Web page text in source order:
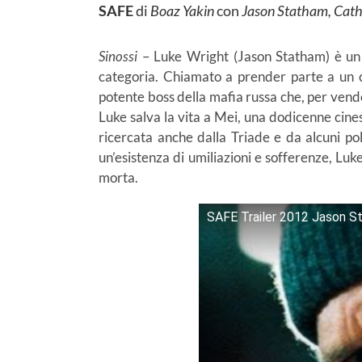
SAFEdi Boaz YakinconJason Statham,
Sinossi – Luke Wright (Jason Statham) è
categoria. Chiamato a prender parte a
potente boss della mafia russa che, per
Luke salva la vita a Mei, una dodicenne
ricercata anche dalla Triade e da alcuni
un’esistenza di umiliazioni e sofferenze,
morta.
SAFE Trailer 2012 Jason